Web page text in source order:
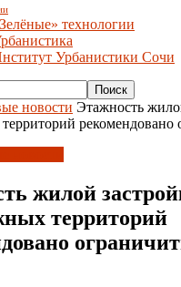
технологии
Урбанистики Сочи
новости Этажность
рекомендовано
жилой
территорий